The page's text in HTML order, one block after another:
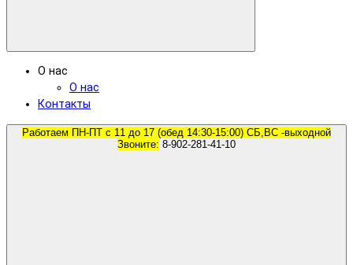
О нас
О нас
Контакты
Работаем ПН-ПТ с 11 до 17 (обед 14:30-15:00) СБ,ВС -выходной
Звоните: